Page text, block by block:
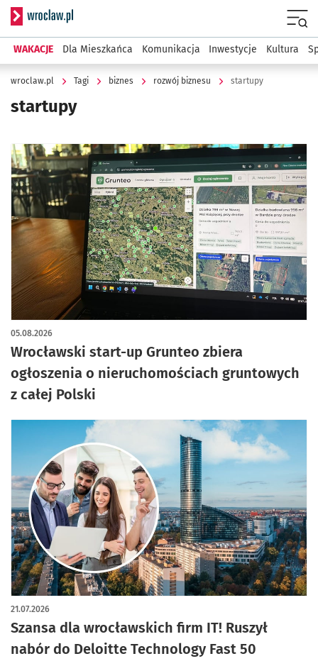
Serwis informacyjny wroclaw.pl
WAKACJE Dla Mieszkańca Komunikacja Inwestycje Kultura
wroclaw.pl Tagi biznes rozwój biznesu startupy
startupy
Wrocławski start-up Grunteo zbiera
ogłoszenia o nieruchomościach gruntowych
z całej Polski
05.08.2026
Szansa dla wrocławskich firm IT! Ruszył
nabór do Deloitte Technology Fast 50
21.07.2026